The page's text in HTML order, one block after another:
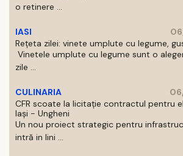
o retinere ...
IASI
Rețeta zilei: vinete umplute cu legume,
Vinetele umplute cu legume sunt o
zile ...
CULINARIA
CFR scoate la licitație contractul pentru
Iași - Ungheni
Un nou proiect strategic pentru
intră in lini ...